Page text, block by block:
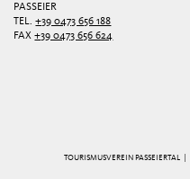
PASSEIER
TEL.+39 0473 656 188
FAX+39 0473 656 624
TOURISMUSVEREIN PASSEIERTAL |